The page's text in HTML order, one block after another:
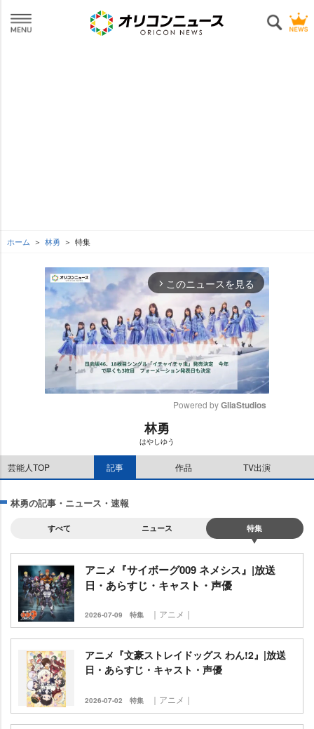
ホーム 林勇 特集
arrow_forward_ios このニュースを見る
Powered by GliaStudios
林勇
はやしゆう
芸能人TOP 記事 作品 TV出演
林勇の記事・ニュース・速報
すべて ニュース 特集
アニメ『サイボーグ009 ネメシス』|放送
日・あらすじ・キャスト・声優
2026-07-09 特集 ｜アニメ｜
アニメ『文豪ストレイドッグス わん!2』|放送
日・あらすじ・キャスト・声優
2026-07-02 特集 ｜アニメ｜